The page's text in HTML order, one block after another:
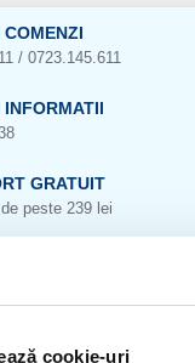
cookie-uri
/ 0723.145.611
GRATUIT
peste 239 lei
inapoi